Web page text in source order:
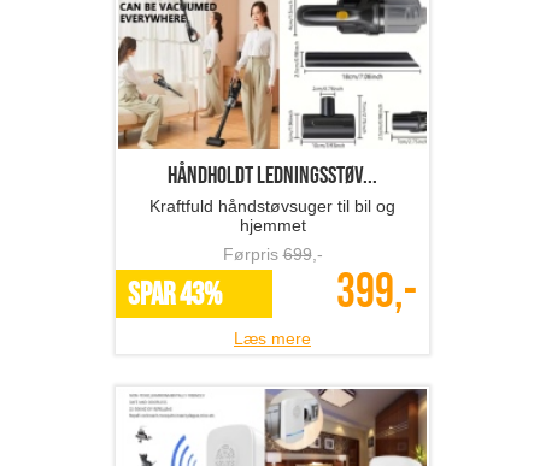
Håndholdt ledningsstøv...
Kraftfuld håndstøvsuger til bil og
hjemmet
Førpris699,-
SPAR 43% 399,-
Læs mere